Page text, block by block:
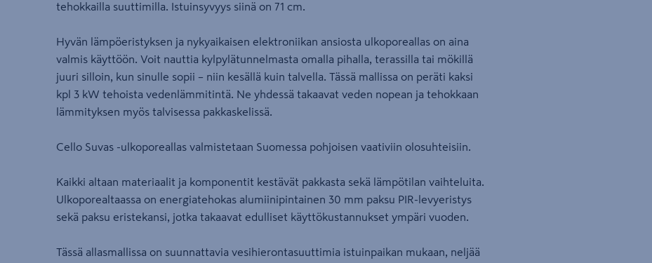
tehokkailla suuttimilla. Istuinsyvyys siinä on 71 cm.
Hyvän lämpöeristyksen ja nykyaikaisen elektroniikan ansiosta ulkoporeallas on aina
valmis käyttöön. Voit nauttia kylpylätunnelmasta omalla pihalla, terassilla tai mökillä
juuri silloin, kun sinulle sopii – niin kesällä kuin talvella. Tässä mallissa on peräti kaksi
kpl 3 kW tehoista vedenlämmitintä. Ne yhdessä takaavat veden nopean ja tehokkaan
lämmityksen myös talvisessa pakkaskelissä.
Cello Suvas -ulkoporeallas valmistetaan Suomessa pohjoisen vaativiin olosuhteisiin.
Kaikki altaan materiaalit ja komponentit kestävät pakkasta sekä lämpötilan vaihteluita.
Ulkoporealtaassa on energiatehokas alumiinipintainen 30 mm paksu PIR-levyeristys
sekä paksu eristekansi, jotka takaavat edulliset käyttökustannukset ympäri vuoden.
Tässä allasmallissa on suunnattavia vesihierontasuuttimia istuinpaikan mukaan, neljää